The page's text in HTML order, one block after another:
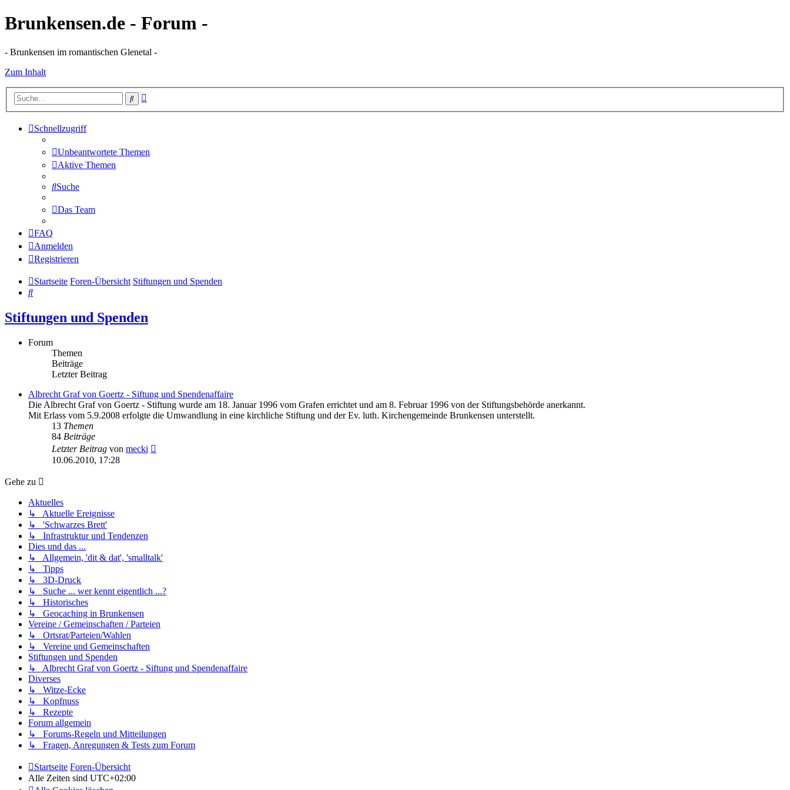
Brunkensen.de - Forum -
- Brunkensen im romantischen Glenetal -
Zum Inhalt
Suche
Schnellzugriff
Unbeantwortete Themen
Aktive Themen
Suche
Das Team
FAQ
Anmelden
Registrieren
Startseite Foren-Übersicht Stiftungen und Spenden
Suche
Stiftungen und Spenden
Forum
Themen
Beiträge
Letzter Beitrag
Albrecht Graf von Goertz - Siftung und Spendenaffaire
Die Albrecht Graf von Goertz - Stiftung wurde am 18. Januar 1996 vom Grafen errichtet und am 8. Februar 1996 von der Stiftungsbehörde anerkannt.
Mit Erlass vom 5.9.2008 erfolgte die Umwandlung in eine kirchliche Stiftung und der Ev. luth. Kirchengemeinde Brunkensen unterstellt.
13 Themen
84 Beiträge
Letzter Beitrag von mecki
10.06.2010, 17:28
Gehe zu
Aktuelles
↳ Aktuelle Ereignisse
↳ 'Schwarzes Brett'
↳ Infrastruktur und Tendenzen
Dies und das ...
↳ Allgemein, 'dit & dat', 'smalltalk'
↳ Tipps
↳ 3D-Druck
↳ Suche ... wer kennt eigentlich ...?
↳ Historisches
↳ Geocaching in Brunkensen
Vereine / Gemeinschaften / Parteien
↳ Ortsrat/Parteien/Wahlen
↳ Vereine und Gemeinschaften
Stiftungen und Spenden
↳ Albrecht Graf von Goertz - Siftung und Spendenaffaire
Diverses
↳ Witze-Ecke
↳ Kopfnuss
↳ Rezepte
Forum allgemein
↳ Forums-Regeln und Mitteilungen
↳ Fragen, Anregungen & Tests zum Forum
Startseite Foren-Übersicht
Alle Zeiten sind UTC+02:00